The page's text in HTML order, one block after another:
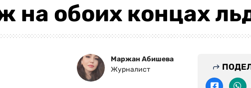
обоих концах
Маржан Абишева
Журналист